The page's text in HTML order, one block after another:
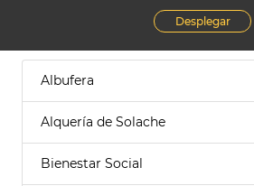
Desplegar
Albufera
Alquería de Solache
Bienestar Social